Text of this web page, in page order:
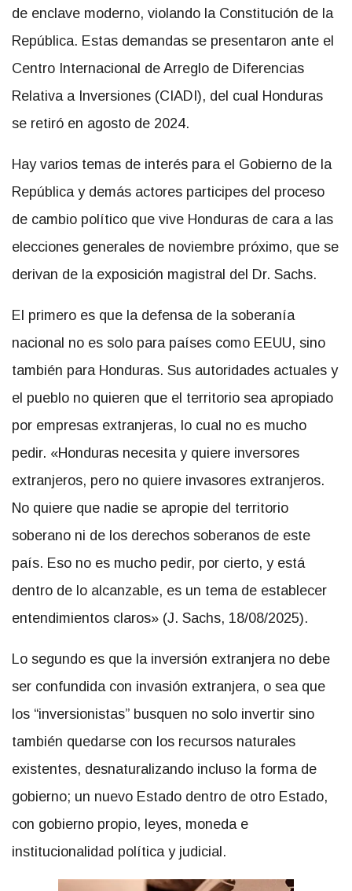
de enclave moderno, violando la Constitución de la
República. Estas demandas se presentaron ante el
Centro Internacional de Arreglo de Diferencias
Relativa a Inversiones (CIADI), del cual Honduras
se retiró en agosto de 2024.
Hay varios temas de interés para el Gobierno de la
República y demás actores participes del proceso
de cambio político que vive Honduras de cara a las
elecciones generales de noviembre próximo, que se
derivan de la exposición magistral del Dr. Sachs.
El primero es que la defensa de la soberanía
nacional no es solo para países como EEUU, sino
también para Honduras. Sus autoridades actuales y
el pueblo no quieren que el territorio sea apropiado
por empresas extranjeras, lo cual no es mucho
pedir. «Honduras necesita y quiere inversores
extranjeros, pero no quiere invasores extranjeros.
No quiere que nadie se apropie del territorio
soberano ni de los derechos soberanos de este
país. Eso no es mucho pedir, por cierto, y está
dentro de lo alcanzable, es un tema de establecer
entendimientos claros» (J. Sachs, 18/08/2025).
Lo segundo es que la inversión extranjera no debe
ser confundida con invasión extranjera, o sea que
los “inversionistas” busquen no solo invertir sino
también quedarse con los recursos naturales
existentes, desnaturalizando incluso la forma de
gobierno; un nuevo Estado dentro de otro Estado,
con gobierno propio, leyes, moneda e
institucionalidad política y judicial.